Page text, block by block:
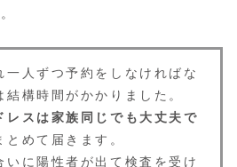
一人ずつ予約をしなければな
構時間がかかりました。
レスは家族同じでも大丈夫で
めて届きます。
いに陽性者が出て検査を受け